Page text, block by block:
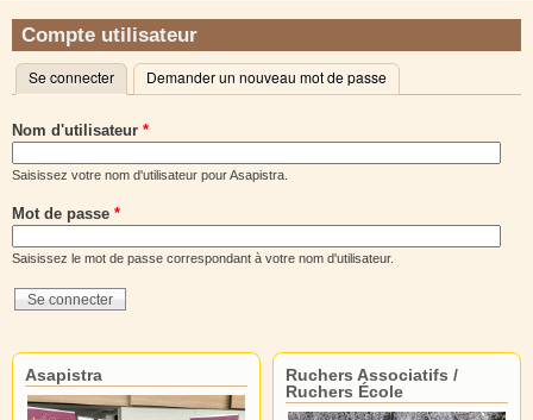
Compte utilisateur
Onglets principaux
Se connecter (onglet actif)
Demander un nouveau mot de passe
Nom d'utilisateur *
Saisissez votre nom d'utilisateur pour Asapistra.
Mot de passe *
Saisissez le mot de passe correspondant à votre nom d'utilisateur.
Asapistra
Ruchers Associatifs /
Ruchers École